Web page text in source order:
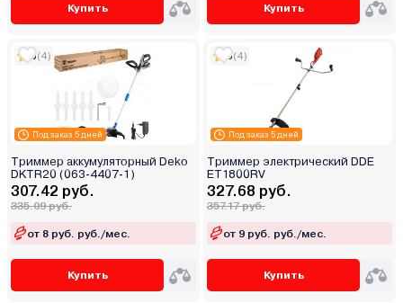
Купить Купить
Под заказ 5 дней
5(4)
Триммер аккумуляторный Deko
DKTR20 (063-4407-1)
307.42 руб.
335.09 руб.
от 8 руб. руб./мес.
Купить
Под заказ 5 дней
5(4)
Триммер электрический DDE
ET1800RV
327.68 руб.
357.17 руб.
от 9 руб. руб./мес.
Купить